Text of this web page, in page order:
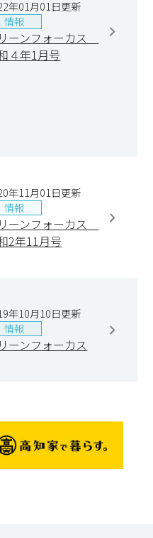
年01月01日更新
情報
ーンフォーカス
４年1月号
年11月01日更新
情報
ーンフォーカス
2年11月号
年10月10日更新
情報
ーンフォーカス